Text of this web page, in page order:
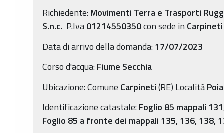
Richiedente:Movimenti Terra e Trasporti
S.n.c. P.Iva01214550350con sede in Carpineti
Data di arrivo della domanda:17/07/2023
Corso d'acqua:Fiume Secchia
Ubicazione: Comune Carpineti(RE) Località
Identificazione catastale:Foglio 85 mappali
Foglio 85 a fronte dei mappali 135, 136, 138,